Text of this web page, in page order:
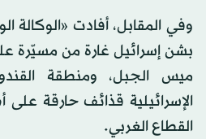
وفي المقابل، أفادت «الوكالة
بشن إسرائيل غارة من مسيّرة
ميس الجبل، ومنطقة
الإسرائيلية قذائف حارقة
القطاع الغربي.